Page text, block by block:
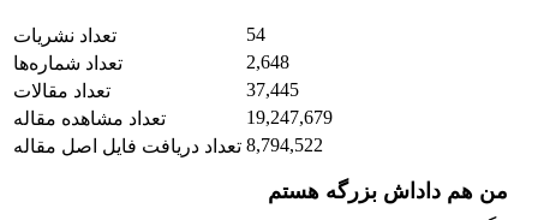
تعداد نشریات
54
تعداد شماره‌ها
2,648
تعداد مقالات
37,445
تعداد مشاهده مقاله
19,247,679
تعداد دریافت فایل اصل مقاله 8,794,522
من هم داداش بزرگه هستم